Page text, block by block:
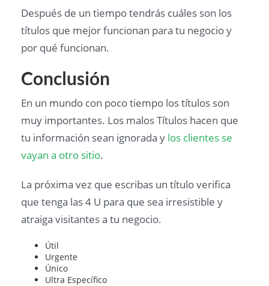
Después de un tiempo tendrás cuáles son los
títulos que mejor funcionan para tu negocio y
por qué funcionan.
Conclusión
En un mundo con poco tiempo los títulos son
muy importantes. Los malos Títulos hacen que
tu información sean ignorada y los clientes se
vayan a otro sitio.
La próxima vez que escribas un título verifica
que tenga las 4 U para que sea irresistible y
atraiga visitantes a tu negocio.
Útil
Urgente
Único
Ultra Específico